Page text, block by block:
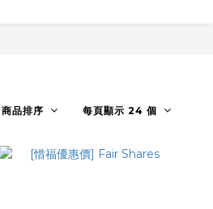
商品排序 每頁顯示 24 個